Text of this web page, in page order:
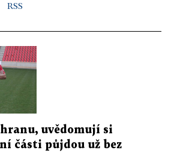
RSS
uvědomují si
části půjdou už bez